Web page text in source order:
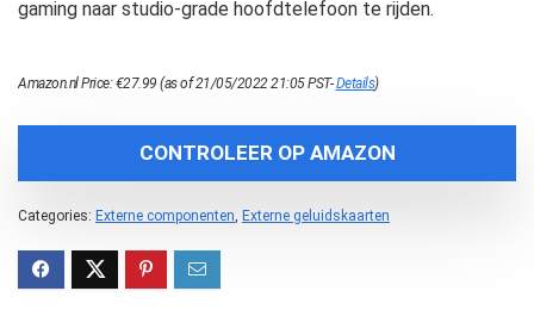
gaming naar studio-grade hoofdtelefoon te rijden.
Amazon.nl Price:€27.99 (as of 21/05/2022 21:05 PST-Details)
CONTROLEER OP AMAZON
Categories: Externe componenten, Externe geluidskaarten